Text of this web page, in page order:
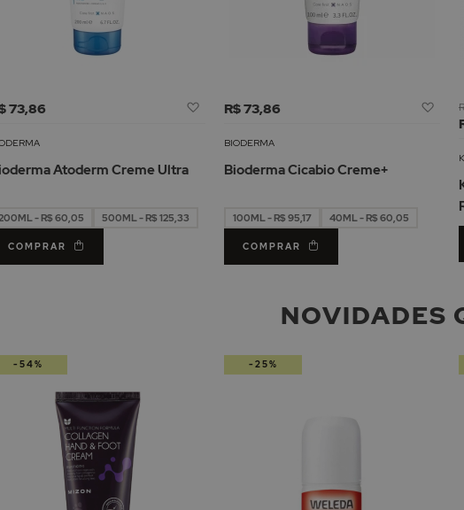
73,86
Adicionar
Lista
Desejos
Atoderm Creme Ultra
- R$ 60,05 500ML - R$ 125,33
COMPRAR
R$ 73,86
BIODERMA
Bioderma Cicabio Creme+
100ML - R$ 95,17 40ML - R$ 60,05
COMPRAR
NOVIDADES
-54% -25%